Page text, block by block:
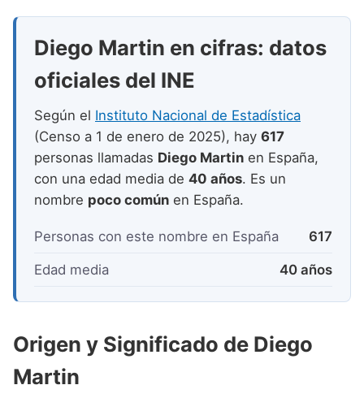
Nombres de niño que empiezan por U
Nombres de niño que empiezan por V
Nombres de niño que empiezan por W
Nombres de niño que empiezan por X
Nombres de niño que empiezan por Y
Diego Martin en cifras: datos
oficiales del INE
Según el Instituto Nacional de Estadística
(Censo a 1 de enero de 2025), hay 617
personas llamadas Diego Martin en España,
con una edad media de 40 años. Es un
nombre poco común en España.
Personas con este nombre en España 617
Edad media 40 años
Origen y Significado de Diego
Martin